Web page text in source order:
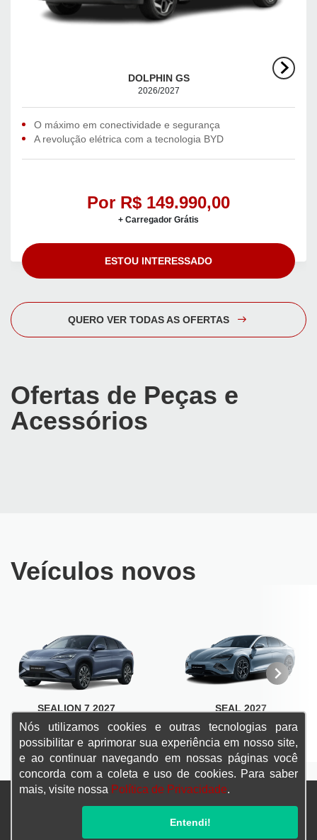
DOLPHIN GS
2026/2027
O máximo em conectividade e segurança
A revolução elétrica com a tecnologia BYD
Por R$ 149.990,00
+ Carregador Grátis
ESTOU INTERESSADO
QUERO VER TODAS AS OFERTAS
Ofertas de Peças e
Acessórios
Veículos novos
SEALION 7 2027
SAIBA MAIS
SEAL 2027
SAIBA MAIS
Confira endereços, telefones e horários, selecionando a unidade
Nós utilizamos cookies e outras tecnologias para
possibilitar e aprimorar sua experiência em nosso site,
e ao continuar navegando em nossas páginas você
concorda com a coleta e uso de cookies. Para saber
mais, visite nossa Política de Privacidade.
Entendi!